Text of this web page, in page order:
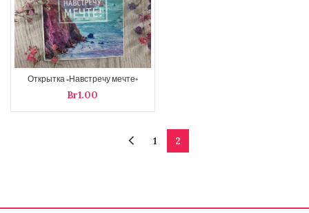
Открытка «Навстречу мечте»
Br
1 2